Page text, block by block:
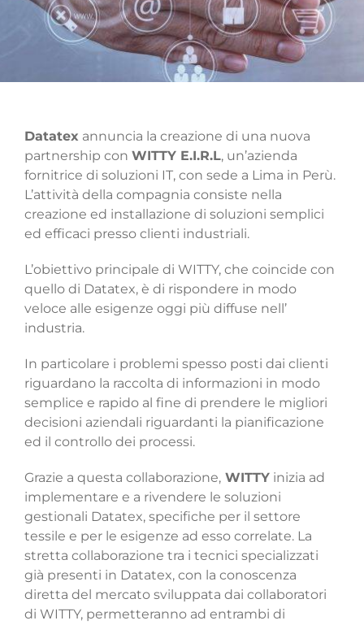
Datatex annuncia la creazione di una nuova
partnership con WITTY E.I.R.L, un’azienda
fornitrice di soluzioni IT, con sede a Lima in Perù.
L’attività della compagnia consiste nella
creazione ed installazione di soluzioni semplici
ed efficaci presso clienti industriali.
L’obiettivo principale di WITTY, che coincide con
quello di Datatex, è di rispondere in modo
veloce alle esigenze oggi più diffuse nell’
industria.
In particolare i problemi spesso posti dai clienti
riguardano la raccolta di informazioni in modo
semplice e rapido al fine di prendere le migliori
decisioni aziendali riguardanti la pianificazione
ed il controllo dei processi.
Grazie a questa collaborazione, WITTY inizia ad
implementare e a rivendere le soluzioni
gestionali Datatex, specifiche per il settore
tessile e per le esigenze ad esso correlate. La
stretta collaborazione tra i tecnici specializzati
già presenti in Datatex, con la conoscenza
diretta del mercato sviluppata dai collaboratori
di WITTY, permetteranno ad entrambi di